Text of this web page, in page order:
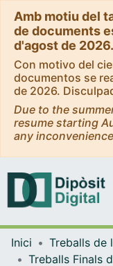
Amb motiu del
de documents
d'agost de
Con motivo del
documentos se
de 2026.
Due to the
resume starting
any
Inici
Treballs de